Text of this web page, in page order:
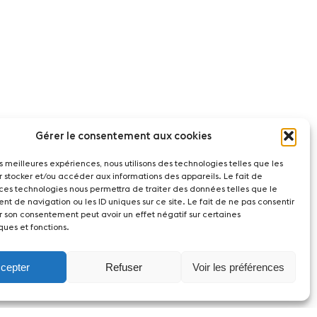
Gérer le consentement aux cookies
meilleures expériences, nous utilisons des technologies telles que les
stocker et/ou accéder aux informations des appareils. Le fait de
technologies nous permettra de traiter des données telles que le
de navigation ou les ID uniques sur ce site. Le fait de ne pas consentir
son consentement peut avoir un effet négatif sur certaines
et fonctions.
Refuser Voir les préférences